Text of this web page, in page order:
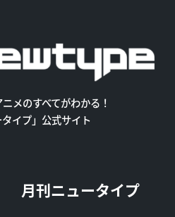
メのすべてがわかる！
タイプ」公式サイト
月刊ニュータイプ